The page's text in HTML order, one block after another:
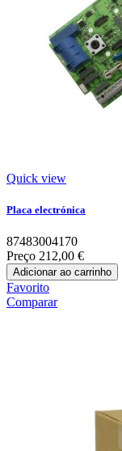
Quick view
Placa electrónica
87483004170
Preço 212,00 €
Adicionar ao carrinho
Favorito
Comparar